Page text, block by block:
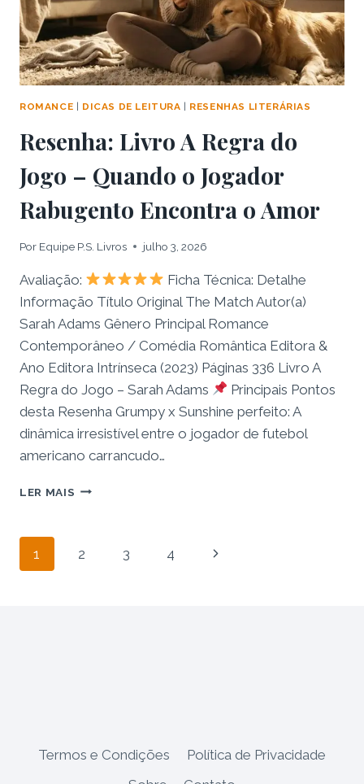
ITS
ROMANCE DICAS DE LEITURA RESENHAS LITERÁRIAS
Resenha: Livro A Regra do
Jogo – Quando o Jogador
Rabugento Encontra o Amor
Por Equipe P.S. Livros julho 3, 2026
Avaliação:
Ficha Técnica: Detalhe
Informação Título Original The Match Autor(a)
Sarah Adams Gênero Principal Romance
Contemporâneo / Comédia Romântica Editora &
Ano Editora Intrínseca (2023) Páginas 336 Livro A
Regra do Jogo – Sarah Adams
Principais Pontos
desta Resenha Grumpy x Sunshine perfeito: A
dinâmica irresistível entre o jogador de futebol
americano carrancudo…
LER MAIS RESENHA:
DO
Navegação
1 2 3 4
Página
Termos e Condições
Política de Privacidade